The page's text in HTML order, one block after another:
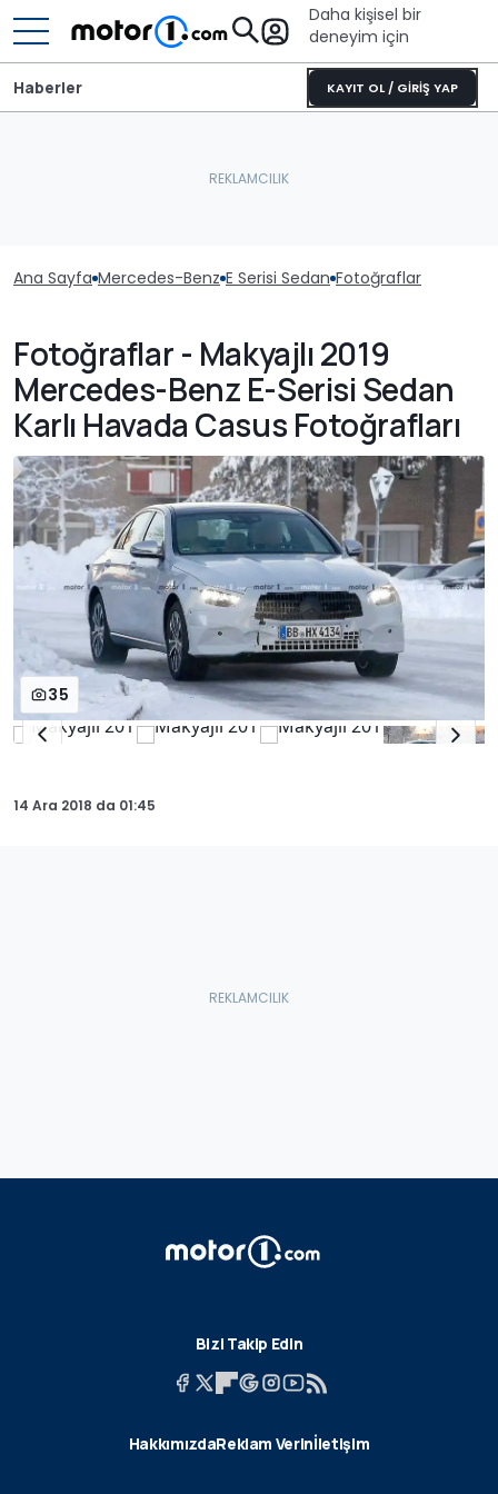
Daha kişisel bir
deneyim için
KAYIT OL / GİRİŞ YAP
Haberler
Ana Sayfa Mercedes-Benz E Serisi Sedan Fotoğraflar
Fotoğraflar - Makyajlı 2019
Mercedes-Benz E-Serisi Sedan
Karlı Havada Casus Fotoğrafları
35
14 Ara 2018 da 01:45
Bizi Takip Edin
HakkımızdaReklam Verinİletişim